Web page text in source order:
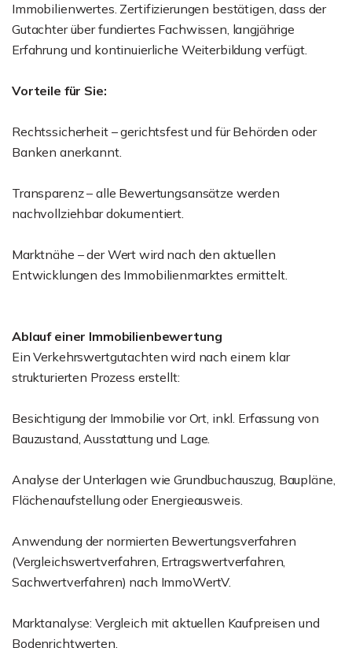
Immobilienwertes. Zertifizierungen bestätigen, dass der
Gutachter über fundiertes Fachwissen, langjährige
Erfahrung und kontinuierliche Weiterbildung verfügt.
Vorteile für Sie:
Rechtssicherheit – gerichtsfest und für Behörden oder
Banken anerkannt.
Transparenz – alle Bewertungsansätze werden
nachvollziehbar dokumentiert.
Marktnähe – der Wert wird nach den aktuellen
Entwicklungen des Immobilienmarktes ermittelt.
Ablauf einer Immobilienbewertung
Ein Verkehrswertgutachten wird nach einem klar
strukturierten Prozess erstellt:
Besichtigung der Immobilie vor Ort, inkl. Erfassung von
Bauzustand, Ausstattung und Lage.
Analyse der Unterlagen wie Grundbuchauszug, Baupläne,
Flächenaufstellung oder Energieausweis.
Anwendung der normierten Bewertungsverfahren
(Vergleichswertverfahren, Ertragswertverfahren,
Sachwertverfahren) nach ImmoWertV.
Marktanalyse: Vergleich mit aktuellen Kaufpreisen und
Bodenrichtwerten.